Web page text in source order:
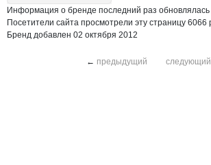
Информация о бренде последний раз обновлялась
Посетители сайта просмотрели эту страницу 6066
Бренд добавлен 02 октября 2012
← предыдущий следующий